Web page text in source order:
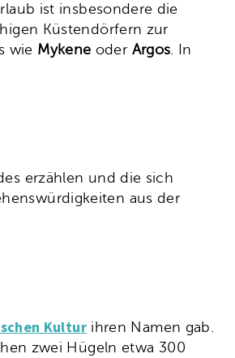
ist insbesondere die
Küstendörfern zur
wie Mykene oder Argos. In
erzählen und die sich
aus der
Kulturihren Namen gab.
zwei Hügeln etwa 300